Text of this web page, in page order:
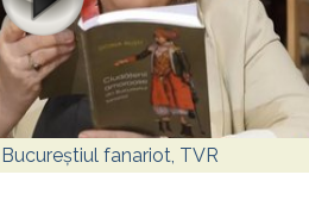
fanariot, TVR